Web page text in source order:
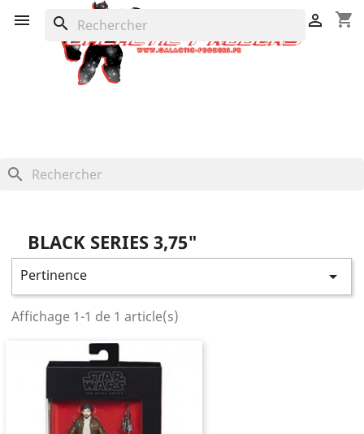
 shopping_cart

search
search
BLACK SERIES 3,75"
Pertinence 
Affichage 1-1 de 1 article(s)